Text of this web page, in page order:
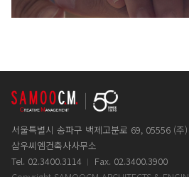
서울특별시 송파구 백제고분로 69, 05556 (주)
삼우씨엠건축사사무소
Tel. 02.3400.3114
Fax. 02.3400.3900